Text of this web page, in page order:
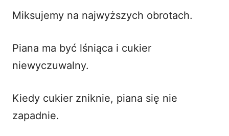
Miksujemy na najwyższych obrotach.
Piana ma być lśniąca i cukier
niewyczuwalny.
Kiedy cukier zniknie, piana się nie
zapadnie.